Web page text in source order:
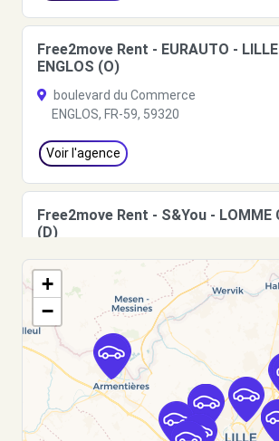
Free2move Rent - EURAUTO - LILLE
ENGLOS (O)
boulevard du Commerce
ENGLOS, FR-59, 59320
Voir l'agence
Free2move Rent - S&You - LOMME
(D)
449/453 AVENUE DE DUNKERQUE
LILLE, FR-59, 59160
Voir l'agence
Free2move Rent - S&You - LOMME
(C)
AVENUE DE DUNKERQUE
+
−